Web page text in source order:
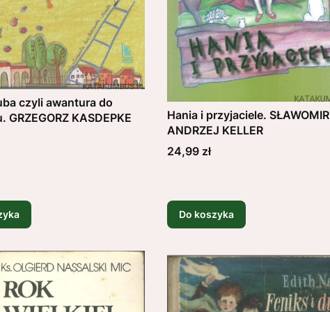
czyli awantura do
GRZEGORZ KASDEPKE
Hania i przyjaciele. SŁAWOMIR
ANDRZEJ KELLER
Cena
24,99 zł
Do koszyka